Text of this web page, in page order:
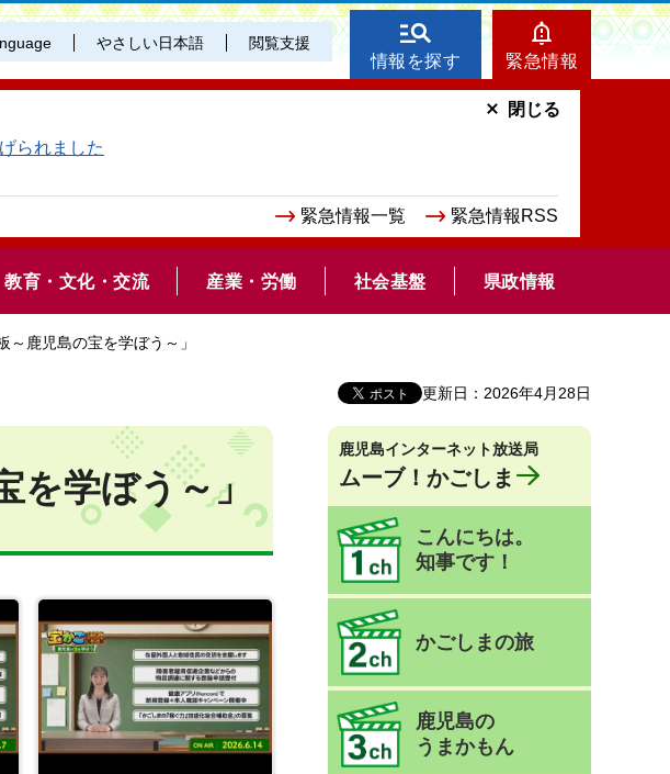
やさしい日本語 閲覧支援
情報を探す 緊急情報
られました
緊急情報一覧 緊急情報RSS
閉じる
教育・文化・交流 産業・労働 社会基盤 県政情報
鹿児島の宝を学ぼう～」
更新日：2026年4月28日
学ぼう～」
鹿児島インターネット放送局
ムーブ！かごしま
こんにちは。
知事です！
かごしまの旅
鹿児島の
うまかもん